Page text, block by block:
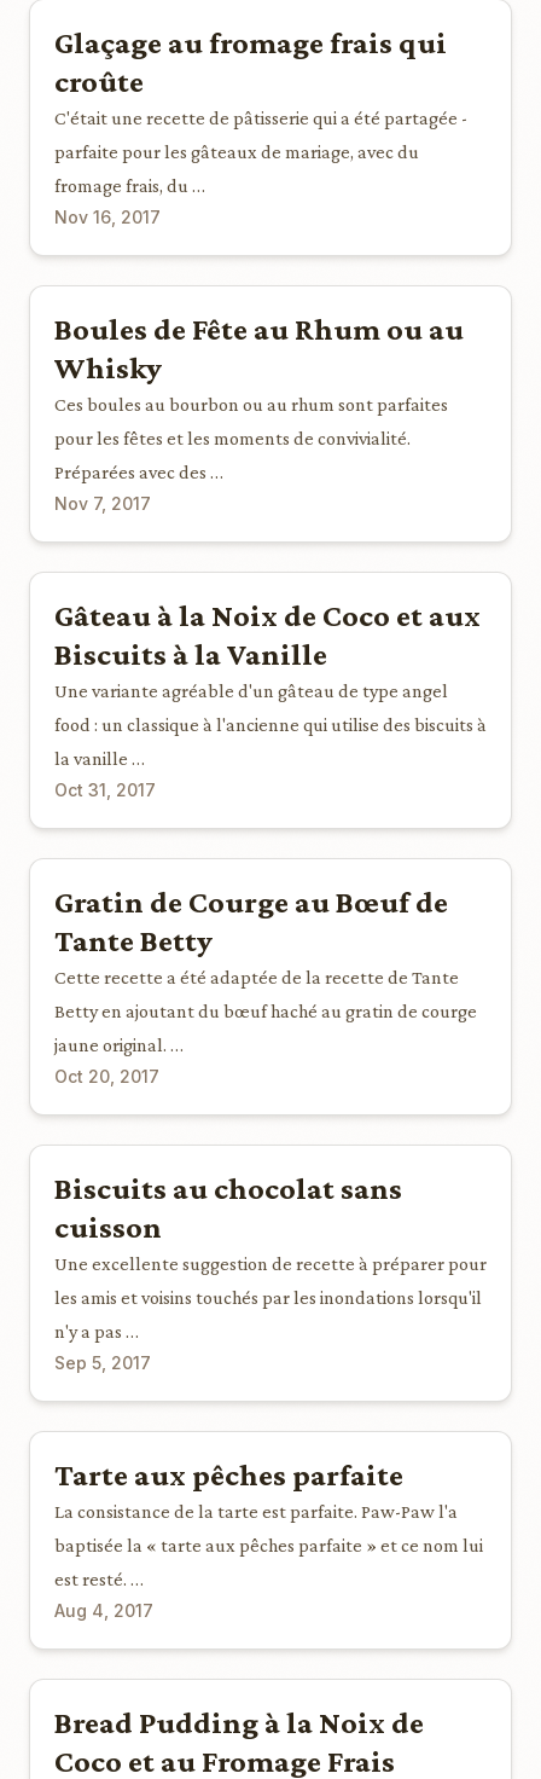
Glaçage au fromage frais qui
croûte
C'était une recette de pâtisserie qui a été partagée -
parfaite pour les gâteaux de mariage, avec du
fromage frais, du …
Nov 16, 2017
Boules de Fête au Rhum ou au
Whisky
Ces boules au bourbon ou au rhum sont parfaites
pour les fêtes et les moments de convivialité.
Préparées avec des …
Nov 7, 2017
Gâteau à la Noix de Coco et aux
Biscuits à la Vanille
Une variante agréable d'un gâteau de type angel
food : un classique à l'ancienne qui utilise des biscuits à
la vanille …
Oct 31, 2017
Gratin de Courge au Bœuf de
Tante Betty
Cette recette a été adaptée de la recette de Tante
Betty en ajoutant du bœuf haché au gratin de courge
jaune original. …
Oct 20, 2017
Biscuits au chocolat sans
cuisson
Une excellente suggestion de recette à préparer pour
les amis et voisins touchés par les inondations lorsqu'il
n'y a pas …
Sep 5, 2017
Tarte aux pêches parfaite
La consistance de la tarte est parfaite. Paw-Paw l'a
baptisée la « tarte aux pêches parfaite » et ce nom lui
est resté. …
Aug 4, 2017
Bread Pudding à la Noix de
Coco et au Fromage Frais